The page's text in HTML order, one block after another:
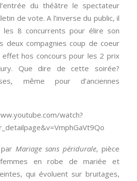
du théâtre le spectateur
de vote. A l’inverse du public, il
8 concurrents pour élire son
deux compagnies coup de coeur
effet hos concours pour les 2 prix
Que dire de cette soirée?
même pour d’anciennes
watch?
Mariage sans péridurale, pièce
en robe de mariée et
qui évoluent sur bruitages,